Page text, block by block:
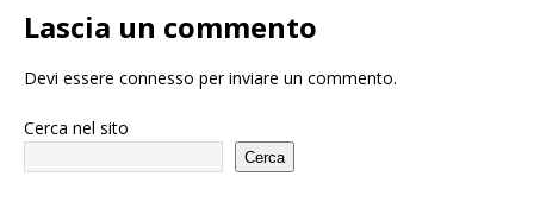
Lascia un commento
Devi essere connesso per inviare un commento.
Cerca nel sito
Cerca